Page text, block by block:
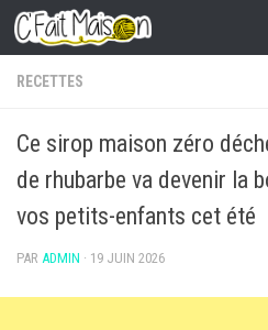
Skip to content
RECETTES
Ce sirop maison zéro
de rhubarbe va devenir la
vos petits-enfants cet été
PAR ADMIN · 19 JUIN 2026